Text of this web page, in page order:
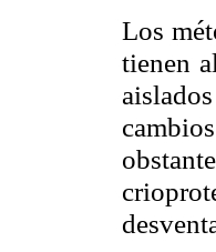
Los
tienen